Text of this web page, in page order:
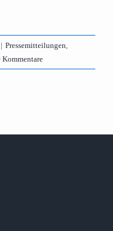
| Pressemitteilungen,
Kommentare